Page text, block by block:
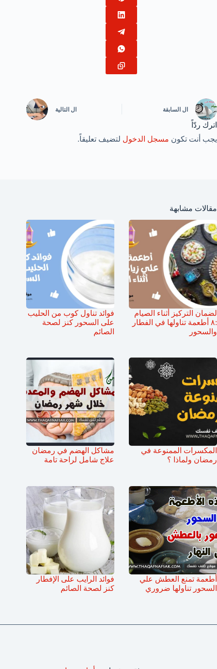
ال السابقة ال التالية
اترك ردّاً
يجب أنت تكون مسجل الدخول لتضيف تعليقاً.
مقالات مشابهة
لضمان التركيز أثناء الصيام
:٨ أطعمة تناولها في الفطار
والسحور
فوائد تناول كوب من الحليب
على السحور كنز لصحة
الصائم
المكسرات الممنوعة في
رمضان ولماذا ؟
مشاكل الهضم في رمضان
علاج شامل لراحة تامة
أطعمة تمنع العطش علي
السحور تناولها ضروري
فوائد الرايب على الإفطار
كنز لصحة الصائم